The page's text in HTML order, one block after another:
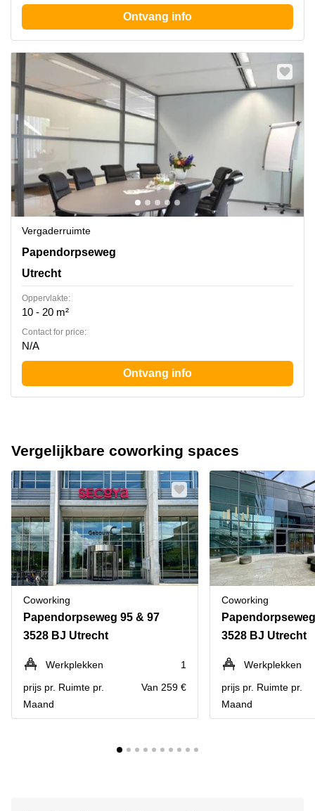
Ontvang info
Vergaderruimte
Papendorpseweg 99, Utrecht
Papendorpseweg
Utrecht
Oppervlakte:
10 - 20 m²
Contact for price:
N/A
Ontvang info
Vergelijkbare coworking spaces
Coworking
Papendorpseweg 95 & 97
3528 BJ Utrecht
Werkplekken
1
prijs pr. Ruimte pr.
Maand
Van 259 €
Coworking
3528 BJ Utrecht
Werkplekken
prijs pr. Ruimte pr.
Maand